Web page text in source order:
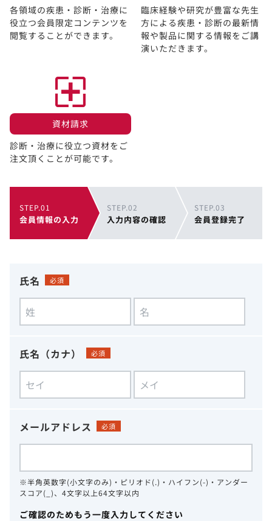
各領域の疾患・診断・治療に
役立つ会員限定コンテンツを
閲覧することができます。​
臨床経験や研究が豊富な先生
方による疾患・診断の最新情
報や製品に関する情報をご講
演いただきます。
資材請求​
診断・治療に役立つ資材をご
注文頂くことが可能です。
STEP.01
会員情報の入力
STEP.02
入力内容の確認
STEP.03
会員登録完了
氏名 必須
氏名（カナ） 必須
メールアドレス 必須
※半角英数字(小文字のみ)・ピリオド(.)・ハイフン(-)・アンダー
スコア(_)、4文字以上64文字以内
ご確認のためもう一度入力してください